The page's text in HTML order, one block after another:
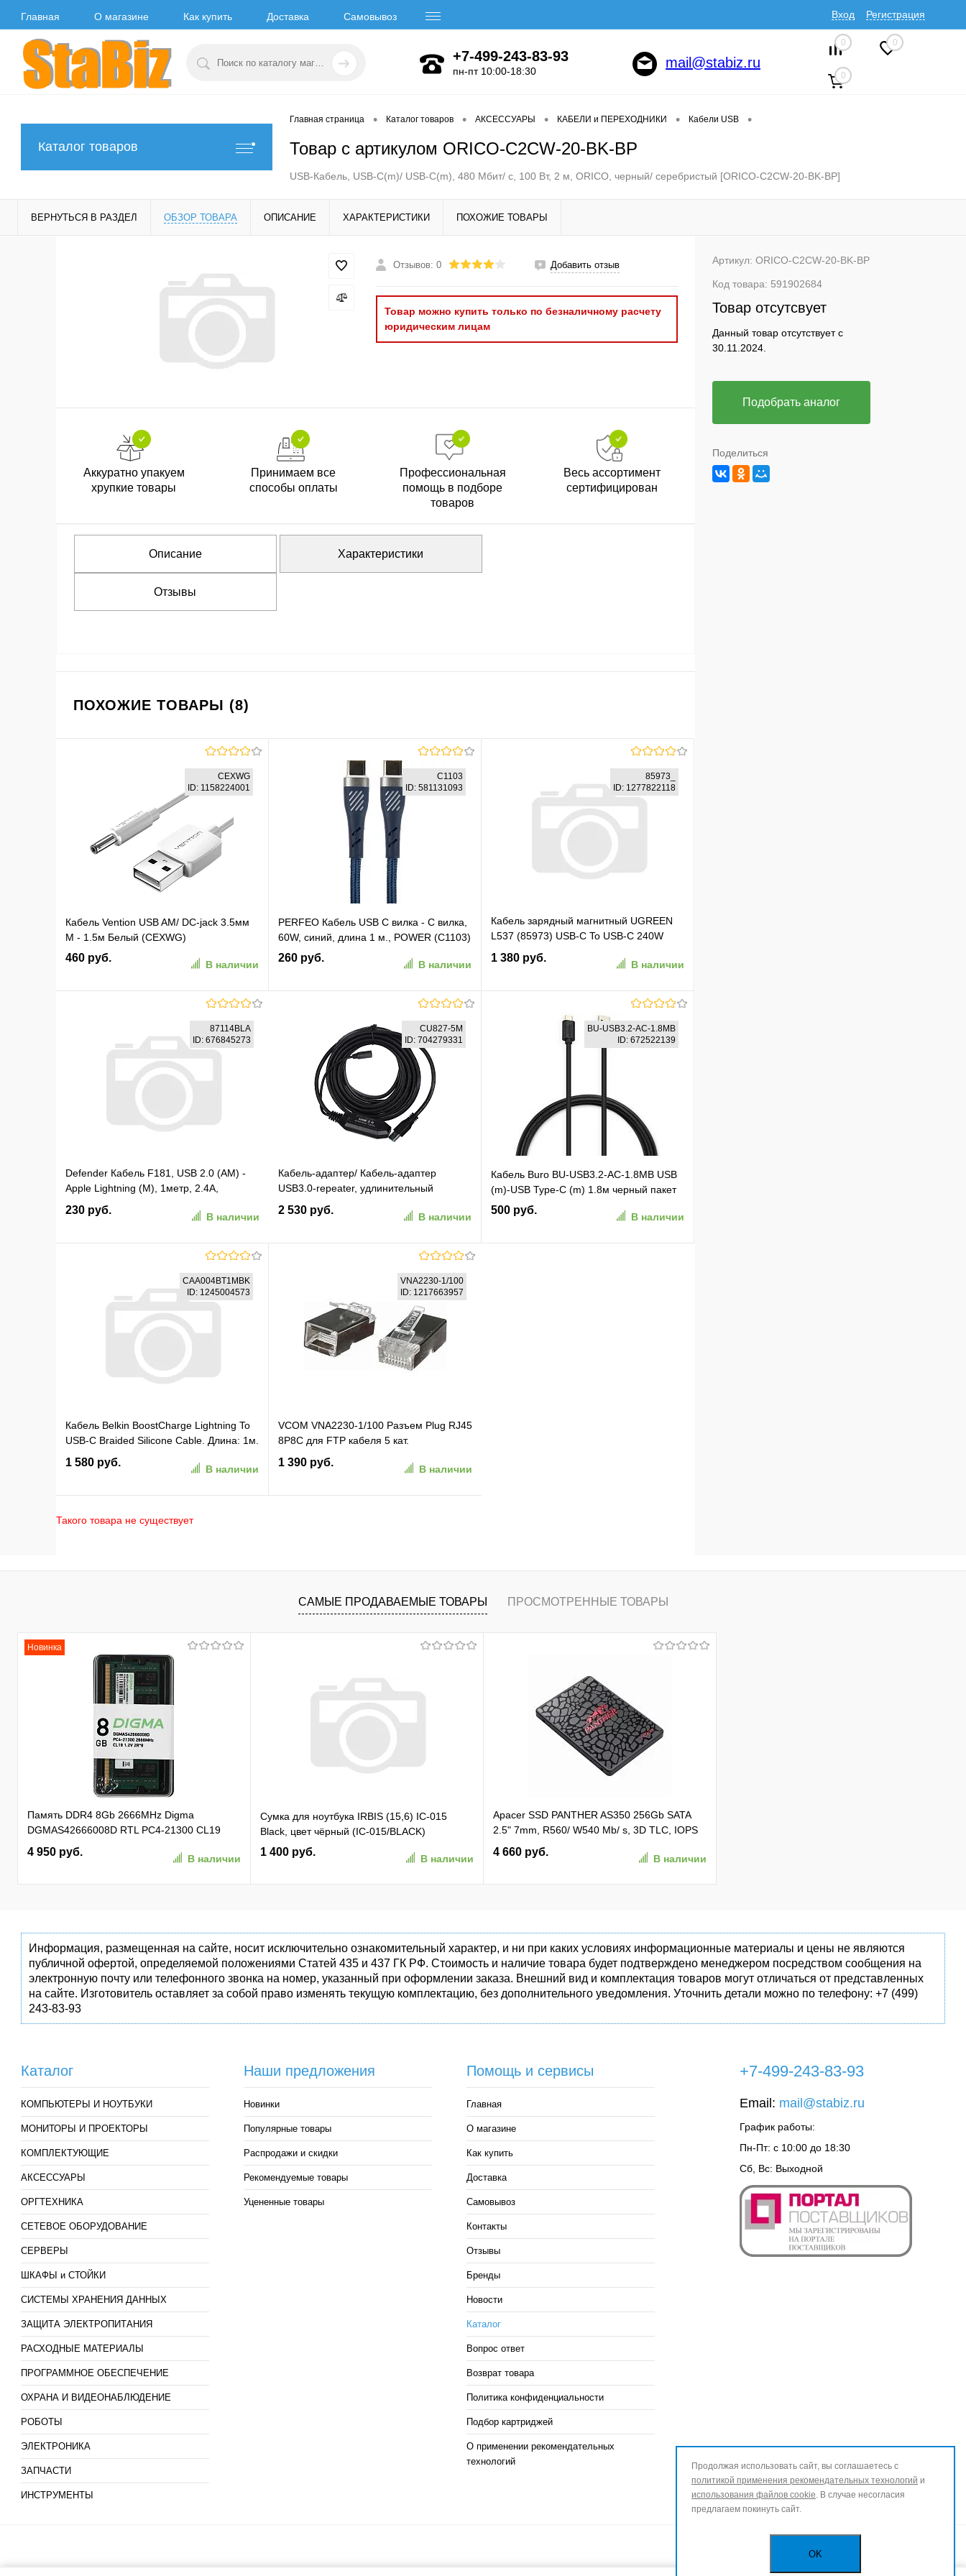
Главная О магазине Как купить Доставка Самовывоз Вход Регистрация
+7-499-243-83-93
пн-пт 10:00-18:30
mail@stabiz.ru
0 0
0
Каталог товаров
Главная страница • Каталог товаров • АКСЕССУАРЫ • КАБЕЛИ и ПЕРЕХОДНИКИ • Кабели USB •
Товар с артикулом ORICO-C2CW-20-BK-BP
USB-Кабель, USB-C(m)/ USB-C(m), 480 Мбит/ с, 100 Вт, 2 м, ORICO, черный/ серебристый [ORICO-C2CW-20-BK-BP]
ВЕРНУТЬСЯ В РАЗДЕЛ ОБЗОР ТОВАРА ОПИСАНИЕ ХАРАКТЕРИСТИКИ ПОХОЖИЕ ТОВАРЫ
Отзывов: 0 Добавить отзыв
Товар можно купить только по безналичному расчету
юридическим лицам
Аккуратно упакуем
хрупкие товары
Принимаем все
способы оплаты
Профессиональная
помощь в подборе
товаров
Весь ассортимент
сертифицирован
Описание Характеристики
Отзывы
ПОХОЖИЕ ТОВАРЫ (8)
CEXWG
ID: 1158224001
Кабель Vention USB AM/ DC-jack 3.5мм
M - 1.5м Белый (CEXWG)
460 руб.
В наличии
В избранное К сравнению
C1103
ID: 581131093
PERFEO Кабель USB C вилка - C вилка,
60W, синий, длина 1 м., POWER (C1103)
260 руб.
В наличии
В корзину
В избранное К сравнению
85973_
ID: 1277822118
Кабель зарядный магнитный UGREEN
L537 (85973) USB-C To USB-C 240W
Max Charging Magnetic Cable 1шт.
Длина: 1м. Цвет: серый космос (85973_)
1 380 руб.
В наличии
В корзину
87114BLA
ID: 676845273
Defender Кабель F181, USB 2.0 (AM) -
Apple Lightning (M), 1метр, 2.4А,
нейлоновая оплетка, чёрный.
(87114BLA)
230 руб.
В наличии
В корзину
В избранное К сравнению
CU827-5M
ID: 704279331
Кабель-адаптер/ Кабель-адаптер
USB3.0-repeater, удлинительный
активный [Am--]Af] 5м VCOM [CU827]
(CU827-5M)
2 530 руб.
В наличии
В корзину
В избранное К сравнению
BU-USB3.2-AC-1.8MB
ID: 672522139
Кабель Buro BU-USB3.2-AC-1.8MB USB
(m)-USB Type-C (m) 1.8м черный пакет
500 руб.
В наличии
CAA004BT1MBK
ID: 1245004573
Кабель Belkin BoostCharge Lightning To
USB-C Braided Silicone Cable. Длина: 1м.
Цвет: черный (CAA004BT1MBK)
1 580 руб.
В наличии
В корзину
VNA2230-1/100
ID: 1217663957
VCOM VNA2230-1/100 Разъем Plug RJ45
8P8C для FTP кабеля 5 кат.
экранированный, 100шт,
1 390 руб.
В наличии
Такого товара не существует
Артикул: ORICO-C2CW-20-BK-BP
Код товара: 591902684
Товар отсутсвует
Данный товар отсутствует с
30.11.2024.
Подобрать аналог
Поделиться
САМЫЕ ПРОДАВАЕМЫЕ ТОВАРЫ ПРОСМОТРЕННЫЕ ТОВАРЫ
Новинка
Память DDR4 8Gb 2666MHz Digma
DGMAS42666008D RTL PC4-21300 CL19
SO-DIMM 260-pin 1.2В dual rank Ret
4 950 руб.
В наличии
Сумка для ноутбука IRBIS (15,6) IC-015
Black, цвет чёрный (IC-015/BLACK)
1 400 руб.
В наличии
Apacer SSD PANTHER AS350 256Gb SATA
2.5" 7mm, R560/ W540 Mb/ s, 3D TLC, IOPS
81K/ 74K, MTBF 1,5M, 180TBW,
(AP256GAS350-1)
4 660 руб.
В наличии
Информация, размещенная на сайте, носит исключительно ознакомительный характер, и ни при каких условиях информационные материалы и цены не являются
публичной офертой, определяемой положениями Статей 435 и 437 ГК РФ. Стоимость и наличие товара будет подтверждено менеджером посредством сообщения на
электронную почту или телефонного звонка на номер, указанный при оформлении заказа. Внешний вид и комплектация товаров могут отличаться от представленных
на сайте. Изготовитель оставляет за собой право изменять текущую комплектацию, без дополнительного уведомления. Уточнить детали можно по телефону: +7 (499)
243-83-93
Каталог
КОМПЬЮТЕРЫ И НОУТБУКИ
МОНИТОРЫ И ПРОЕКТОРЫ
КОМПЛЕКТУЮЩИЕ
АКСЕССУАРЫ
ОРГТЕХНИКА
СЕТЕВОЕ ОБОРУДОВАНИЕ
СЕРВЕРЫ
ШКАФЫ и СТОЙКИ
СИСТЕМЫ ХРАНЕНИЯ ДАННЫХ
ЗАЩИТА ЭЛЕКТРОПИТАНИЯ
РАСХОДНЫЕ МАТЕРИАЛЫ
ПРОГРАММНОЕ ОБЕСПЕЧЕНИЕ
ОХРАНА И ВИДЕОНАБЛЮДЕНИЕ
РОБОТЫ
ЭЛЕКТРОНИКА
ЗАПЧАСТИ
ИНСТРУМЕНТЫ
Наши предложения
Новинки
Популярные товары
Распродажи и скидки
Рекомендуемые товары
Уцененные товары
Помощь и сервисы
Главная
О магазине
Как купить
Доставка
Самовывоз
Контакты
Отзывы
Бренды
Новости
Каталог
Вопрос ответ
Возврат товара
Политика конфиденциальности
Подбор картриджей
О применении рекомендательных
технологий
+7-499-243-83-93
Email: mail@stabiz.ru
График работы:
Пн-Пт: с 10:00 до 18:30
Сб, Вс: Выходной
Продолжая использовать сайт, вы соглашаетесь с
политикой применения рекомендательных технологий и
использования файлов cookie. В случае несогласия
предлагаем покинуть сайт.
OK